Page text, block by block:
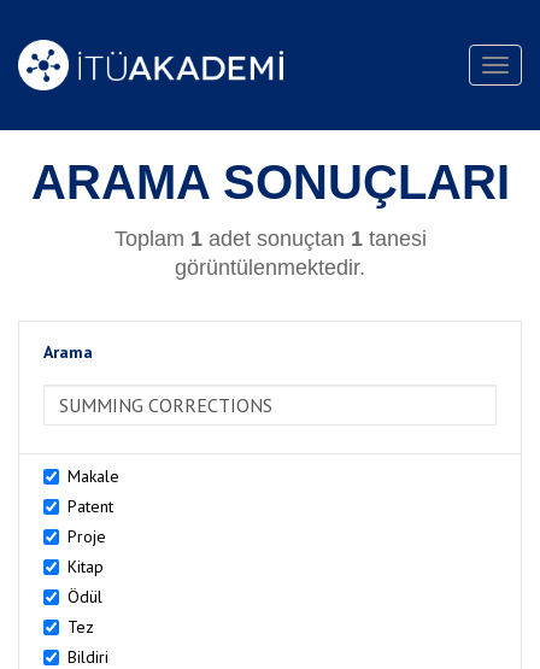
ARAMA SONUÇLARI
Toplam 1adet sonuçtan 1tanesi
görüntülenmektedir.
Arama
>Arama
Makale
Patent
Proje
Kitap
Ödül
Tez
Bildiri